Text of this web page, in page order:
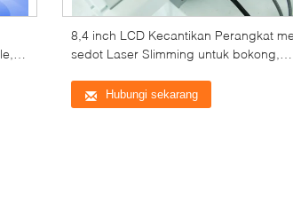
8,4 inch LCD Kecantikan Perangkat
sedot Laser Slimming untuk bokong,
Hubungi sekarang